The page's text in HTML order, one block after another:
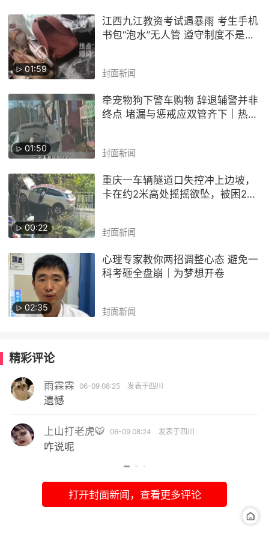
01:59
江西九江教资考试遇暴雨 考生手机
书包“泡水”无人管 遵守制度不是无
封面新闻
01:50
牵宠物狗下警车购物 辞退辅警并非
终点 堵漏与惩戒应双管齐下｜热点
封面新闻
00:22
重庆一车辆隧道口失控冲上边坡，
卡在约2米高处摇摇欲坠，被困2人
封面新闻
02:35
心理专家教你两招调整心态 避免一
科考砸全盘崩｜为梦想开卷
封面新闻
精彩评论
雨霖霖 06-09 08:25 发表于四川
遗憾
上山打老虎🐯 06-09 08:24 发表于四川
咋说呢
打开封面新闻，查看更多评论